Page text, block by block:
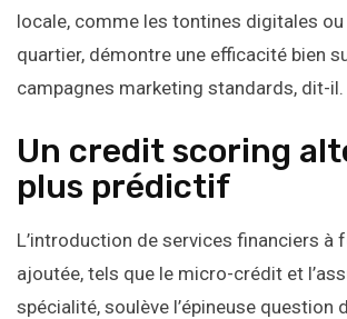
locale, comme les tontines digitales ou
quartier, démontre une efficacité bien
campagnes marketing standards, dit-il.
Un credit scoring
plus prédictif
L’introduction de services financiers à
ajoutée, tels que le micro-crédit et
spécialité, soulève l’épineuse question